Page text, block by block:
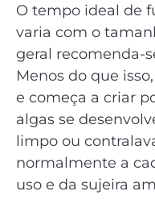
O tempo ideal de
varia com o
geral recomenda-
Menos do que
e começa a criar
algas se
limpo ou
normalmente a
uso e da sujeira